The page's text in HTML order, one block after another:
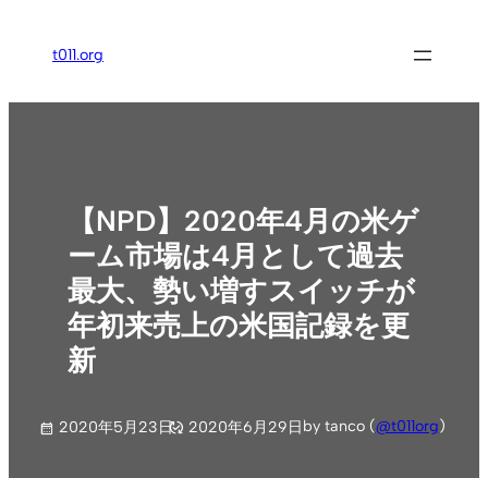
ス
t011.org
【NPD】2020年4月の米ゲ
ーム市場は4月として過去
最大、勢い増すスイッチが
年初来売上の米国記録を更
新
2020年5月23日 2020年6月29日by tanco (@t011org)